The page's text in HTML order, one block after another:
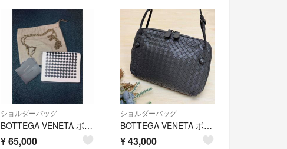
ショルダーバッグ
BOTTEGA VENETA ボッテガヴェネタ イントレチャート チェーンウォレット
¥65,000
ショルダーバッグ
BOTTEGA VENETA ボッテガヴェネタ イントレチャート ノディーニ ショルダーバッグ チャコールグレー レザー 正規品
¥43,000